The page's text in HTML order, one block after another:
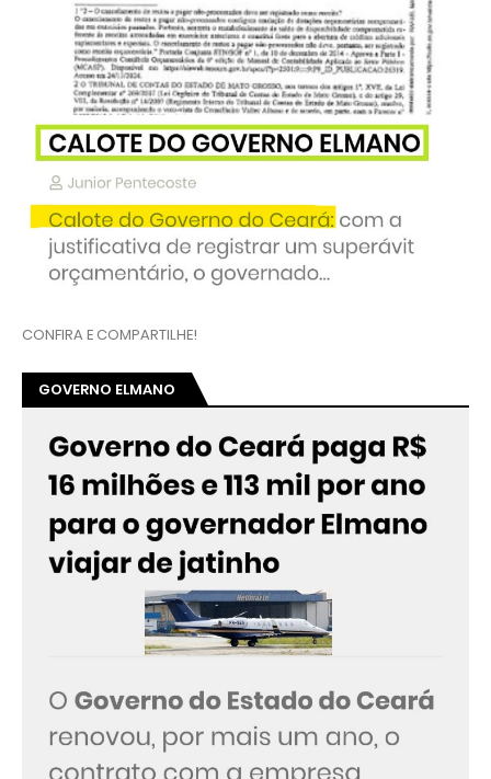
CONFIRA E COMPARTILHE!
GOVERNO ELMANO